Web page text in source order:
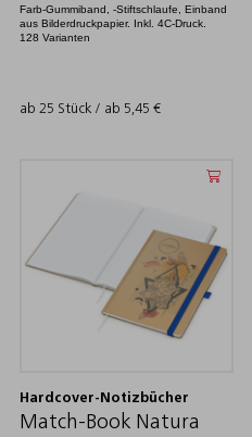
Farb-Gummiband, -Stiftschlaufe, Einband
aus Bilderdruckpapier. Inkl. 4C-Druck.
128 Varianten
ab 25 Stück / ab 5,45 €
Hardcover-Notizbücher
Match-Book Natura